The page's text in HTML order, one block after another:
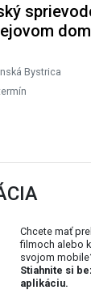
Bystrica
Chcete mať
filmoch alebo
svojom
Stiahnite si
aplikáciu.